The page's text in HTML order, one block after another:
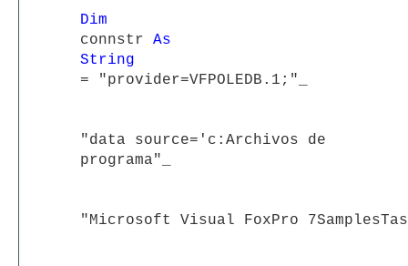
Dim
connstr As
String
= "provider=VFPOLEDB.1;"_
"data source='c:Archivos de
programa"_
"Microsoft Visual FoxPro